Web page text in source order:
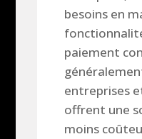
besoins en
paiement
entreprises
offrent une
moins